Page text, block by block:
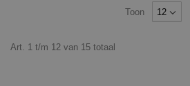
Toon
Art. 1 t/m 12 van 15 totaal